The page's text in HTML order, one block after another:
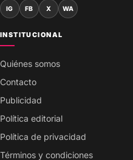
IG FB X WA
INSTITUCIONAL
Quiénes somos
Contacto
Publicidad
Política editorial
Política de privacidad
Términos y condiciones